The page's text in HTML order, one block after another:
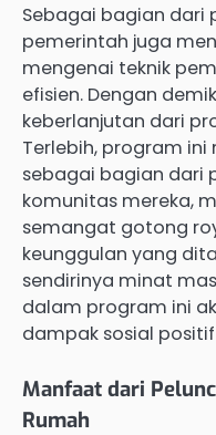
Sebagai bagian dari
pemerintah juga
mengenai teknik
efisien. Dengan
keberlanjutan dari
Terlebih, program
sebagai bagian dari
komunitas mereka,
semangat gotong
keunggulan yang
sendirinya minat
dalam program ini
dampak sosial
Manfaat dari
Rumah